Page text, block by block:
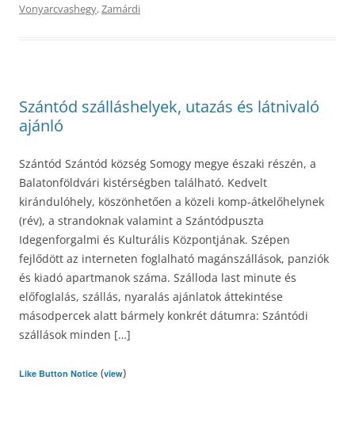
Vonyarcvashegy,Zamárdi
Szántód szálláshelyek, utazás és látnivaló
ajánló
Szántód Szántód község Somogy megye északi részén, a
Balatonföldvári kistérségben található. Kedvelt
kirándulóhely, köszönhetően a közeli komp-átkelőhelynek
(rév), a strandoknak valamint a Szántódpuszta
Idegenforgalmi és Kulturális Központjának. Szépen
fejlődött az interneten foglalható magánszállások, panziók
és kiadó apartmanok száma. Szálloda last minute és
előfoglalás, szállás, nyaralás ajánlatok áttekintése
másodpercek alatt bármely konkrét dátumra: Szántódi
szállások minden […]
Like Button Notice (view)